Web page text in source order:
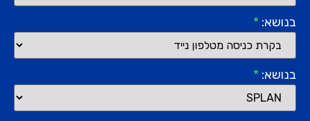
בנושא: *
בנושא: *